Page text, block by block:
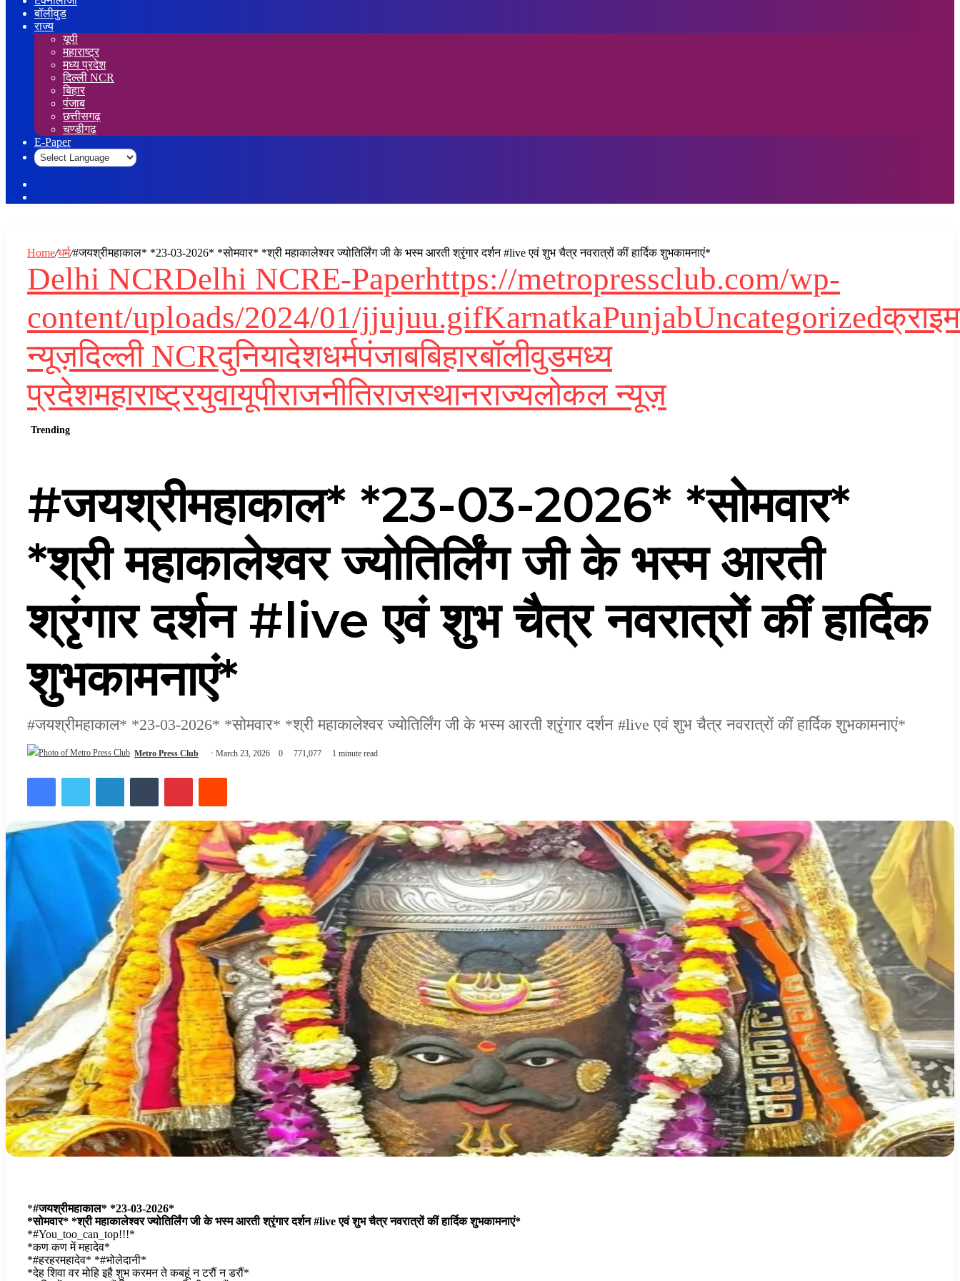
बॉलीवुड
राज्य
यूपी
महाराष्ट्र
मध्य प्रदेश
दिल्ली NCR
बिहार
पंजाब
छत्तीसगढ़
चण्डीगढ़
E-Paper
Home/धर्म/#जयश्रीमहाकाल* *23-03-2026* *सोमवार* *श्री महाकालेश्वर ज्योतिर्लिंग जी के भस्म आरती श्रृंगार दर्शन #live एवं शुभ चैत्र नवरात्रों कीं हार्दिक शुभकामनाएं*
Delhi NCRDelhi NCRE-Paperhttps://metropressclub.com/wp-
content/uploads/2024/01/jjujuu.gifKarnatkaPunjabUncategorizedक्राइम
न्यूज़दिल्ली NCRदुनियादेशधर्मपंजाबबिहारबॉलीवुडमध्य
प्रदेशमहाराष्ट्रयुवायूपीराजनीतिराजस्थानराज्यलोकल न्यूज़
Trending
#जयश्रीमहाकाल* *23-03-2026* *सोमवार*
*श्री महाकालेश्वर ज्योतिर्लिंग जी के भस्म आरती
श्रृंगार दर्शन #live एवं शुभ चैत्र नवरात्रों कीं हार्दिक
शुभकामनाएं*
#जयश्रीमहाकाल* *23-03-2026* *सोमवार* *श्री महाकालेश्वर ज्योतिर्लिंग जी के भस्म आरती श्रृंगार दर्शन #live एवं शुभ चैत्र नवरात्रों कीं हार्दिक शुभकामनाएं*
Metro Press Club March 23, 2026 0 771,077 1 minute read
FacebookTwitterLinkedInTumblrPinterestReddit
*#जयश्रीमहाकाल* *23-03-2026*
*सोमवार* *श्री महाकालेश्वर ज्योतिर्लिंग जी के भस्म आरती श्रृंगार दर्शन #live एवं शुभ चैत्र नवरात्रों कीं हार्दिक शुभकामनाएं*
*#You_too_can_top!!!*
*कण कण में महादेव*
*#हरहरमहादेव* *#भोलेदानी*
*देह शिवा वर मोहि इहै शुभ करमन ते कबहूं न टरौं न डरौं*